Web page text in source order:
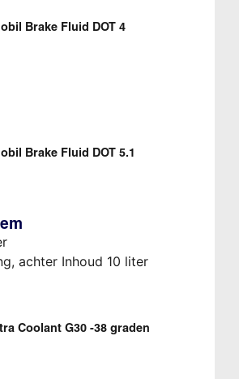
Brake Fluid DOT 4
Brake Fluid DOT 5.1
achter Inhoud 10 liter
Coolant G30 -38 graden